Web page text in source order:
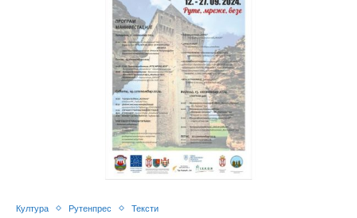
Култура Рутенпрес Тексти